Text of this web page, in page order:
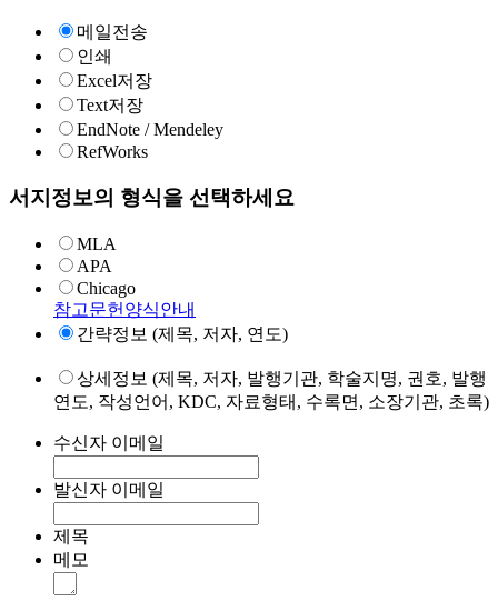
메일전송
인쇄
Excel저장
Text저장
EndNote / Mendeley
RefWorks
서지정보의 형식을 선택하세요
MLA
APA
Chicago
참고문헌양식안내
간략정보 (제목, 저자, 연도)
상세정보 (제목, 저자, 발행기관, 학술지명, 권호, 발행
연도, 작성언어, KDC, 자료형태, 수록면, 소장기관, 초록)
수신자 이메일
발신자 이메일
제목
메모